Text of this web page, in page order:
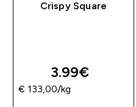
Crispy Square
3.99€‎
€ 133,00‎/kg